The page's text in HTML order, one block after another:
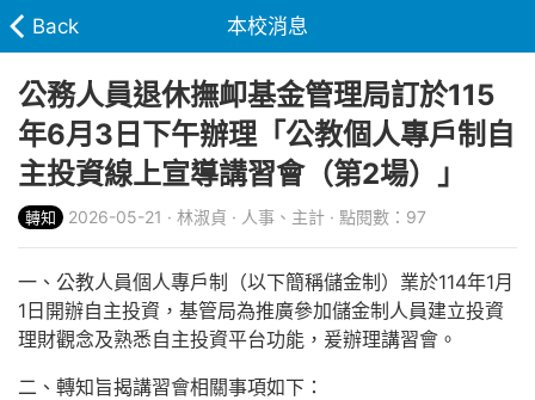
Back 本校消息
公務人員退休撫卹基金管理局訂於115
年6月3日下午辦理「公教個人專戶制自
主投資線上宣導講習會（第2場）」
轉知 2026-05-21 · 林淑貞 · 人事、主計 · 點閱數：97
一、公教人員個人專戶制（以下簡稱儲金制）業於114年1月
1日開辦自主投資，基管局為推廣參加儲金制人員建立投資
理財觀念及熟悉自主投資平台功能，爰辦理講習會。
二、轉知旨揭講習會相關事項如下：